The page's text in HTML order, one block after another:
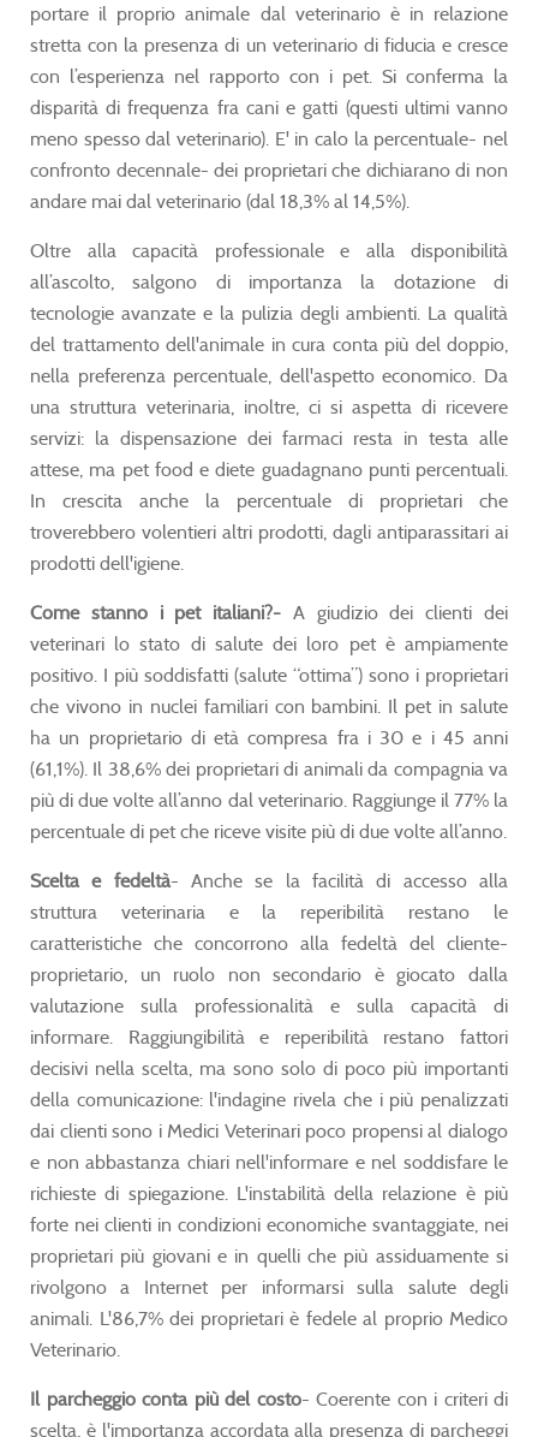
portare il proprio animale dal veterinario è in relazione
stretta con la presenza di un veterinario di fiducia e cresce
con l’esperienza nel rapporto con i pet. Si conferma la
disparità di frequenza fra cani e gatti (questi ultimi vanno
meno spesso dal veterinario). E' in calo la percentuale- nel
confronto decennale- dei proprietari che dichiarano di non
andare mai dal veterinario (dal 18,3% al 14,5%).
Oltre alla capacità professionale e alla disponibilità
all’ascolto, salgono di importanza la dotazione di
tecnologie avanzate e la pulizia degli ambienti. La qualità
del trattamento dell'animale in cura conta più del doppio,
nella preferenza percentuale, dell'aspetto economico. Da
una struttura veterinaria, inoltre, ci si aspetta di ricevere
servizi: la dispensazione dei farmaci resta in testa alle
attese, ma pet food e diete guadagnano punti percentuali.
In crescita anche la percentuale di proprietari che
troverebbero volentieri altri prodotti, dagli antiparassitari ai
prodotti dell'igiene.
Come stanno i pet italiani?- A giudizio dei clienti dei
veterinari lo stato di salute dei loro pet è ampiamente
positivo. I più soddisfatti (salute “ottima”) sono i proprietari
che vivono in nuclei familiari con bambini. Il pet in salute
ha un proprietario di età compresa fra i 30 e i 45 anni
(61,1%). Il 38,6% dei proprietari di animali da compagnia va
più di due volte all’anno dal veterinario. Raggiunge il 77% la
percentuale di pet che riceve visite più di due volte all’anno.
Scelta e fedeltà- Anche se la facilità di accesso alla
struttura veterinaria e la reperibilità restano le
caratteristiche che concorrono alla fedeltà del cliente-
proprietario, un ruolo non secondario è giocato dalla
valutazione sulla professionalità e sulla capacità di
informare. Raggiungibilità e reperibilità restano fattori
decisivi nella scelta, ma sono solo di poco più importanti
della comunicazione: l'indagine rivela che i più penalizzati
dai clienti sono i Medici Veterinari poco propensi al dialogo
e non abbastanza chiari nell'informare e nel soddisfare le
richieste di spiegazione. L'instabilità della relazione è più
forte nei clienti in condizioni economiche svantaggiate, nei
proprietari più giovani e in quelli che più assiduamente si
rivolgono a Internet per informarsi sulla salute degli
animali. L'86,7% dei proprietari è fedele al proprio Medico
Veterinario.
Il parcheggio conta più del costo- Coerente con i criteri di
scelta, è l'importanza accordata alla presenza di parcheggi